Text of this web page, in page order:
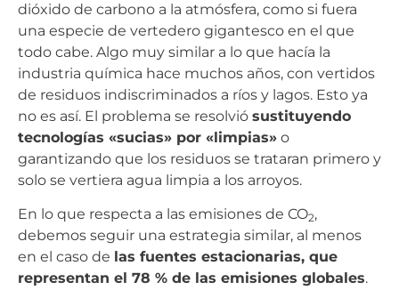
dióxido de carbono a la atmósfera, como si fuera
una especie de vertedero gigantesco en el que
todo cabe. Algo muy similar a lo que hacía la
industria química hace muchos años, con vertidos
de residuos indiscriminados a ríos y lagos. Esto ya
no es así. El problema se resolvió sustituyendo
tecnologías «sucias» por «limpias» o
garantizando que los residuos se trataran primero y
solo se vertiera agua limpia a los arroyos.
En lo que respecta a las emisiones de CO2,
debemos seguir una estrategia similar, al menos
en el caso de las fuentes estacionarias, que
representan el 78 % de las emisiones globales.